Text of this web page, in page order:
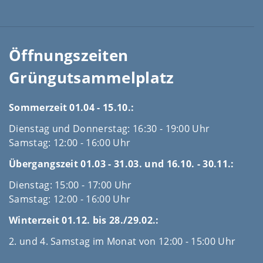
Öffnungszeiten
Grüngutsammelplatz
Sommerzeit 01.04 - 15.10.:
Dienstag und Donnerstag: 16:30 - 19:00 Uhr
Samstag: 12:00 - 16:00 Uhr
Übergangszeit 01.03 - 31.03. und 16.10. - 30.11.:
Dienstag: 15:00 - 17:00 Uhr
Samstag: 12:00 - 16:00 Uhr
Winterzeit 01.12. bis 28./29.02.:
2. und 4. Samstag im Monat von 12:00 - 15:00 Uhr